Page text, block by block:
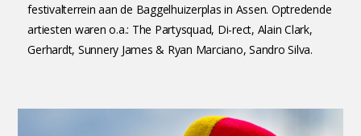
festivalterrein aan de Baggelhuizerplas in Assen. Optredende
artiesten waren o.a.: The Partysquad, Di-rect, Alain Clark,
Gerhardt, Sunnery James & Ryan Marciano, Sandro Silva.